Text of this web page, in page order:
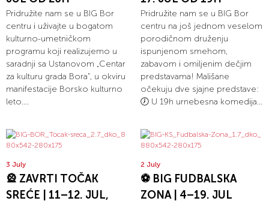
Pridružite nam se u BIG Bor
centru i uživajte u bogatom
kulturno-umetničkom
programu koji realizujemo u
saradnji sa Ustanovom „Centar
za kulturu grada Bora“, u okviru
manifestacije Borsko kulturno
leto....
Pridružite nam se u BIG Bor
centru na još jednom veselom
porodičnom druženju
ispunjenom smehom,
zabavom i omiljenim dečjim
predstavama! Mališane
očekuju dve sjajne predstave:
🕖 U 19h urnebesna komedija...
3 July
🎡 ZAVRTI TOČAK
SREĆE | 11–12. JUL,
2 July
⚽ BIG FUDBALSKA
ZONA | 4–19. JUL